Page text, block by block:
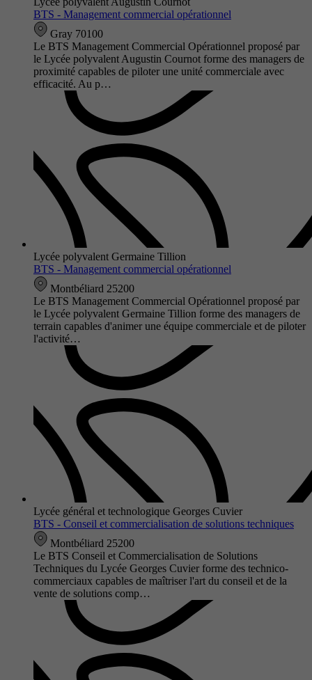
BTS - Management commercial opérationnel
Gray 70100
Le BTS Management Commercial Opérationnel proposé par
le Lycée polyvalent Augustin Cournot forme des managers de
proximité capables de piloter une unité commerciale avec
efficacité. Au p…
Lycée polyvalent Germaine Tillion
BTS - Management commercial opérationnel
Montbéliard 25200
Le BTS Management Commercial Opérationnel proposé par
le Lycée polyvalent Germaine Tillion forme des managers de
terrain capables d'animer une équipe commerciale et de piloter
l'activité…
Lycée général et technologique Georges Cuvier
BTS - Conseil et commercialisation de solutions techniques
Montbéliard 25200
Le BTS Conseil et Commercialisation de Solutions
Techniques du Lycée Georges Cuvier forme des technico-
commerciaux capables de maîtriser l'art du conseil et de la
vente de solutions comp…